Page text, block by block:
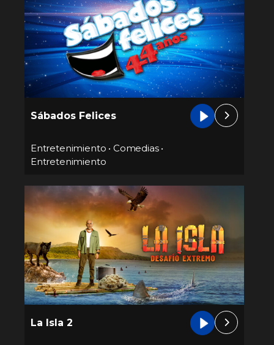
Sábados Felices
Entretenimiento • Comedias•
Entretenimiento
La Isla 2